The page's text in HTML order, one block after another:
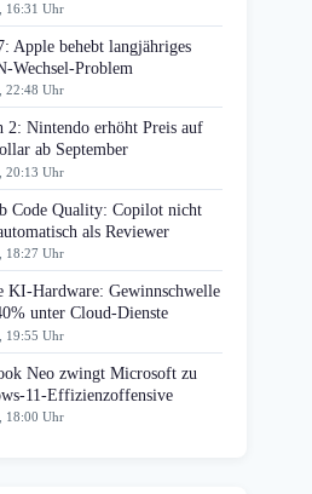
16:31 Uhr
Apple behebt langjähriges
Wechsel-Problem
22:48 Uhr
2: Nintendo erhöht Preis auf
ab September
20:13 Uhr
Code Quality: Copilot nicht
als Reviewer
18:27 Uhr
KI-Hardware: Gewinnschwelle
unter Cloud-Dienste
19:55 Uhr
Neo zwingt Microsoft zu
11-Effizienzoffensive
18:00 Uhr